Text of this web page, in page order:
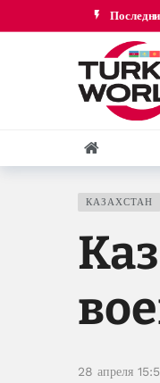
КАЗАХСТАН
28 апреля